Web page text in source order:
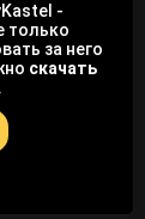
-
только
за него
скачать